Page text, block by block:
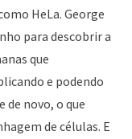
HeLa. George
para descobrir a
que
e podendo
de novo, o que
de células. E